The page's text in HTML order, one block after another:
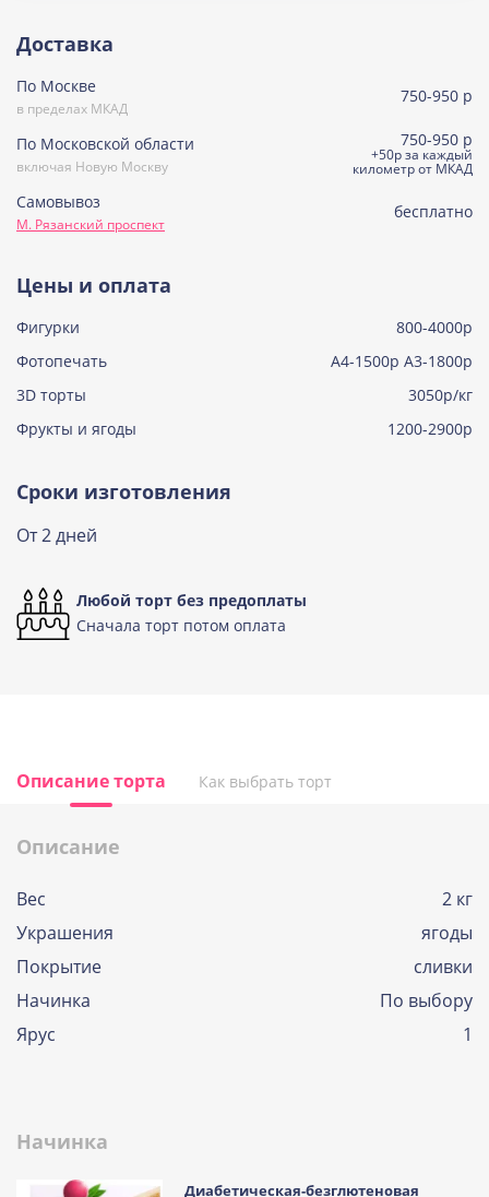
Сметанная
Узнать подробнее о начинке
Узнать подробнее о начинке
Доставка
По Москве
в пределах МКАД
750-950 р
По Московской области
включая Новую Москву
750-950 р
+50р за каждый
километр от МКАД
Самовывоз
М. Рязанский проспект
бесплатно
Цены и оплата
Фигурки
800-4000р
Фотопечать
А4-1500р А3-1800р
3D торты
3050р/кг
Фрукты и ягоды
1200-2900р
Сроки изготовления
От 2 дней
Любой торт без предоплаты
Сначала торт потом оплата
Описание торта Как выбрать торт
Описание
Вес
2 кг
Украшения
ягоды
Покрытие
сливки
Начинка
По выбору
Ярус
1
Начинка
Диабетическая-безглютеновая